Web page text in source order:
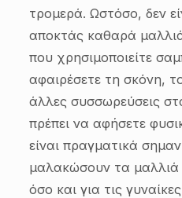
τρομερά. Ωστόσο, δεν
αποκτάς καθαρά
που χρησιμοποιείτε
αφαιρέσετε τη σκόνη,
άλλες συσσωρεύσεις
πρέπει να αφήσετε
είναι πραγματικά
μαλακώσουν τα μαλλιά
όσο και για τις